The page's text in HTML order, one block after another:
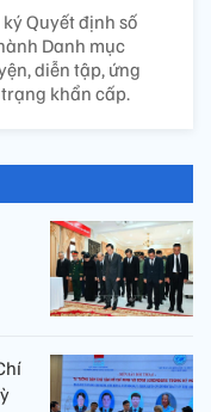
Quyết định số
Danh mục
diễn tập, ứng
khẩn cấp.